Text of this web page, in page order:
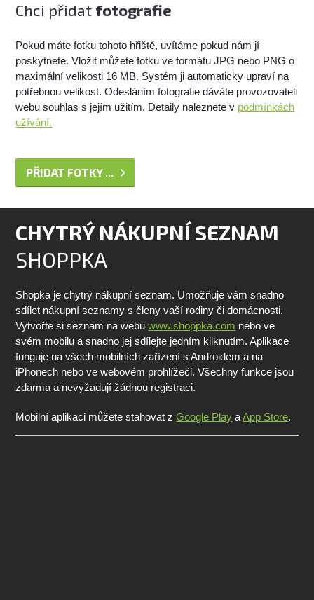
Chci přidat fotografie
Pokud máte fotku tohoto hřiště, uvítáme pokud nám jí
poskytnete. Vložit můžete fotku ve formátu JPG nebo PNG o
maximální velikosti 16 MB. Systém ji automaticky upraví na
potřebnou velikost. Odesláním fotografie dáváte provozovateli
webu souhlas s jejím užitím. Detaily naleznete v podmínkách
užívání.
PŘIDAT FOTKY ...
CHYTRÝ NÁKUPNÍ SEZNAM
SHOPPKA
Shopka je chytrý nákupní seznam. Umožňuje vám snadno
sdílet nákupní seznamy s členy vaší rodiny či domácnosti.
Vytvořte si seznam na webuwww.shoppka.com nebo ve
svém mobilu a snadno jej sdílejte jedním kliknutím. Aplikace
funguje na všech mobilních zařízení s Androidem a na
iPhonech nebo ve webovém prohlížeči. Všechny funkce jsou
zdarma a nevyžadují žádnou registraci.
Mobilní aplikaci můžete stahovat zGoogle Play aApp Store.